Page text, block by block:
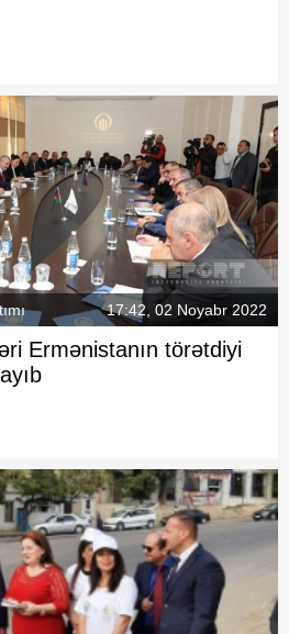
17:42, 02 Noyabr 2022
Ermənistanın törətdiyi